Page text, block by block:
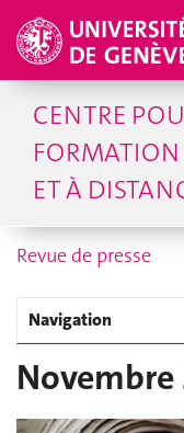
CENTRE
ET À
Revue de presse
Navigation
Novembre